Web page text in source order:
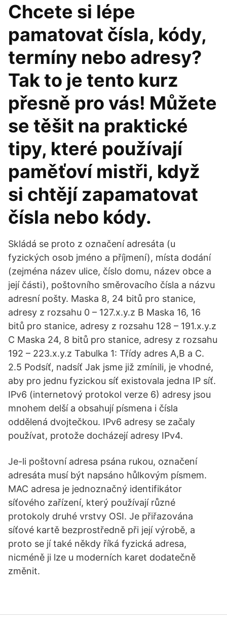
Chcete si lépe
pamatovat čísla, kódy,
termíny nebo adresy?
Tak to je tento kurz
přesně pro vás! Můžete
se těšit na praktické
tipy, které používají
paměťoví mistři, když
si chtějí zapamatovat
čísla nebo kódy.
Skládá se proto z označení adresáta (u
fyzických osob jméno a příjmení), místa dodání
(zejména název ulice, číslo domu, název obce a
její části), poštovního směrovacího čísla a názvu
adresní pošty. Maska 8, 24 bitů pro stanice,
adresy z rozsahu 0 – 127.x.y.z B Maska 16, 16
bitů pro stanice, adresy z rozsahu 128 – 191.x.y.z
C Maska 24, 8 bitů pro stanice, adresy z rozsahu
192 – 223.x.y.z Tabulka 1: Třídy adres A,B a C.
2.5 Podsíť, nadsíť Jak jsme již zmínili, je vhodné,
aby pro jednu fyzickou síť existovala jedna IP síť.
IPv6 (internetový protokol verze 6) adresy jsou
mnohem delší a obsahují písmena i čísla
oddělená dvojtečkou. IPv6 adresy se začaly
používat, protože docházejí adresy IPv4.
Je-li poštovní adresa psána rukou, označení
adresáta musí být napsáno hůlkovým písmem.
MAC adresa je jednoznačný identifikátor
síťového zařízení, který používají různé
protokoly druhé vrstvy OSI. Je přiřazována
síťové kartě bezprostředně při její výrobě, a
proto se jí také někdy říká fyzická adresa,
nicméně ji lze u moderních karet dodatečně
změnit.